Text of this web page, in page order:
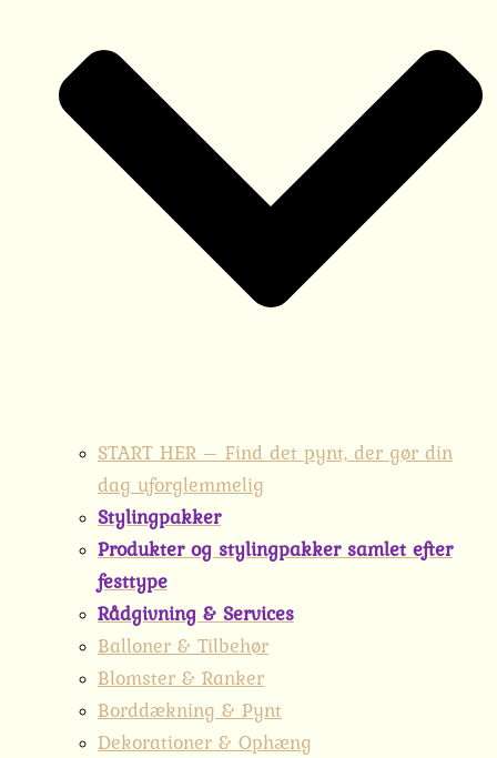
START HER – Find det pynt, der gør din
dag uforglemmelig
Stylingpakker
Produkter og stylingpakker samlet efter
festtype
Rådgivning & Services
Balloner & Tilbehør
Blomster & Ranker
Borddækning & Pynt
Dekorationer & Ophæng